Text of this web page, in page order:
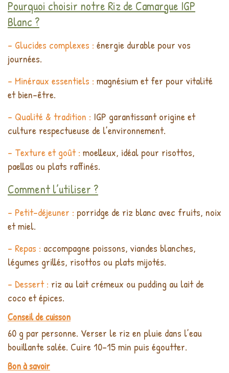
Pourquoi choisir notre Riz de Camargue IGP
Blanc ?
- Glucides complexes : énergie durable pour vos
journées.
- Minéraux essentiels : magnésium et fer pour vitalité
et bien-être.
- Qualité & tradition : IGP garantissant origine et
culture respectueuse de l’environnement.
- Texture et goût : moelleux, idéal pour risottos,
paellas ou plats raffinés.
Comment l’utiliser ?
- Petit-déjeuner : porridge de riz blanc avec fruits, noix
et miel.
- Repas : accompagne poissons, viandes blanches,
légumes grillés, risottos ou plats mijotés.
- Dessert : riz au lait crémeux ou pudding au lait de
coco et épices.
Conseil de cuisson
60 g par personne. Verser le riz en pluie dans l’eau
bouillante salée. Cuire 10–15 min puis égoutter.
Bon à savoir